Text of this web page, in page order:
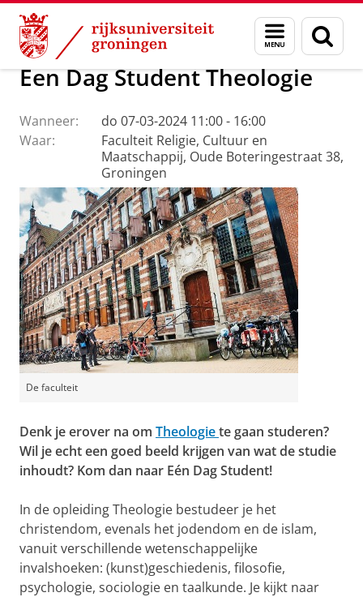
Skip
Content
Skip
Navigation
Menu
en
zoeken
Faculteit Religie, Cultuur en Maatschappij Agenda
Een Dag Student Theologie
Wanneer:
do 07-03-2024 11:00 - 16:00
Waar:
Faculteit Religie, Cultuur en
Maatschappij, Oude Boteringestraat 38,
Groningen
De faculteit
Denk je erover na om Theologiete gaan studeren?
Wil je echt een goed beeld krijgen van wat de studie
inhoudt? Kom dan naar Eén Dag Student!
In de opleiding Theologie bestudeer je het
christendom, evenals het jodendom en de islam,
vanuit verschillende wetenschappelijke
invalshoeken: (kunst)geschiedenis, filosofie,
psychologie, sociologie en taalkunde. Je kijkt naar